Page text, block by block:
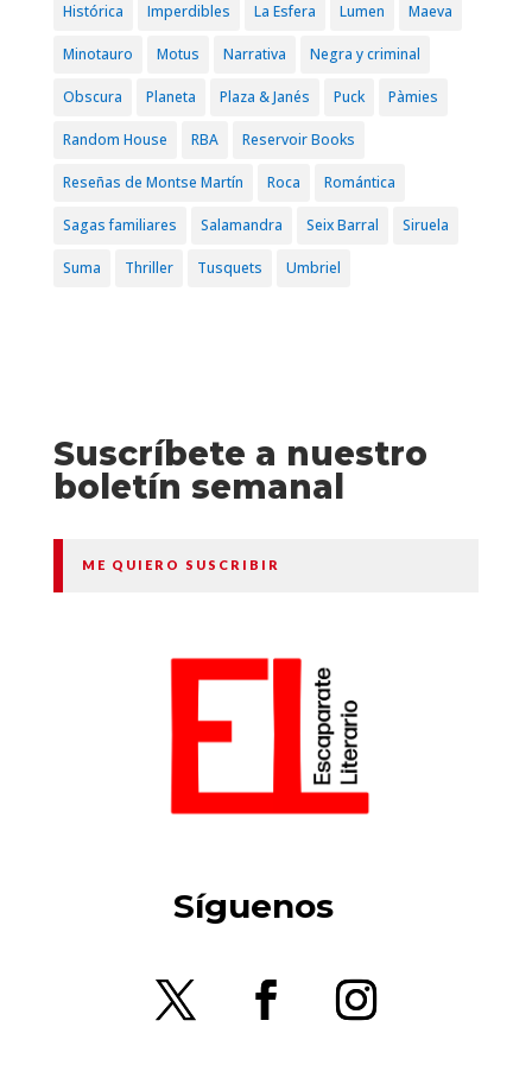
Histórica Imperdibles La Esfera Lumen Maeva
Minotauro Motus Narrativa Negra y criminal
Obscura Planeta Plaza & Janés Puck Pàmies
Random House RBA Reservoir Books
Reseñas de Montse Martín Roca Romántica
Sagas familiares Salamandra Seix Barral Siruela
Suma Thriller Tusquets Umbriel
Suscríbete a nuestro
boletín semanal
ME QUIERO SUSCRIBIR
Síguenos